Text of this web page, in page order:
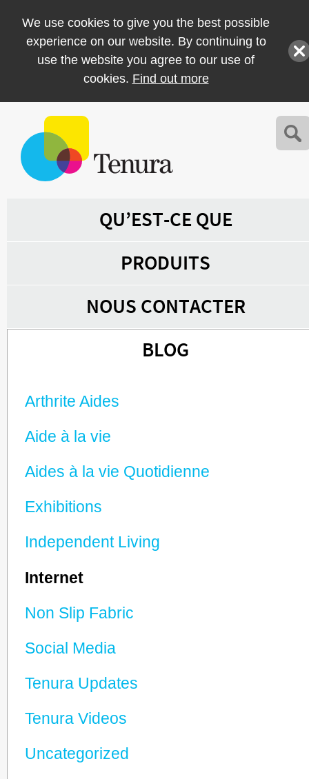
We use cookies to give you the best possible
experience on our website. By continuing to
use the website you agree to our use of
cookies. Find out more
QU’EST-CE QUE
PRODUITS
NOUS CONTACTER
BLOG
Arthrite Aides
Aide à la vie
Aides à la vie Quotidienne
Exhibitions
Independent Living
Internet
Non Slip Fabric
Social Media
Tenura Updates
Tenura Videos
Unca­tego­rized